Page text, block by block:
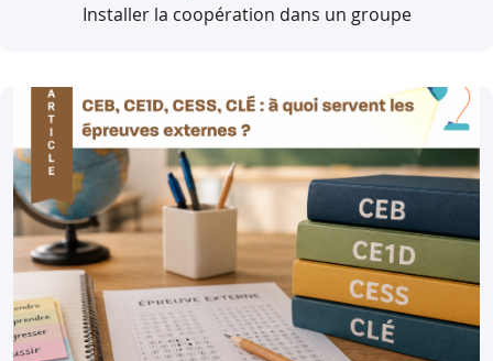
Installer la coopération dans un groupe